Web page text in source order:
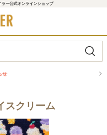
ラー公式オンラインショップ
するお知らせ
スクリーム